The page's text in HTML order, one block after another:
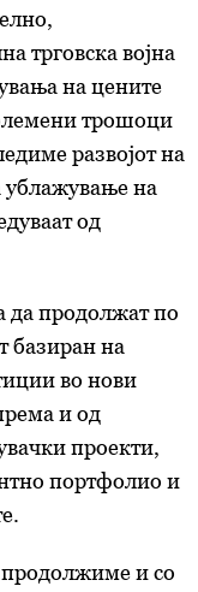
трговска војна
на цените
трошоци
развојот на
ублажување на
од
да продолжат по
базиран на
во нови
и од
проекти,
портфолио и
продолжиме и со